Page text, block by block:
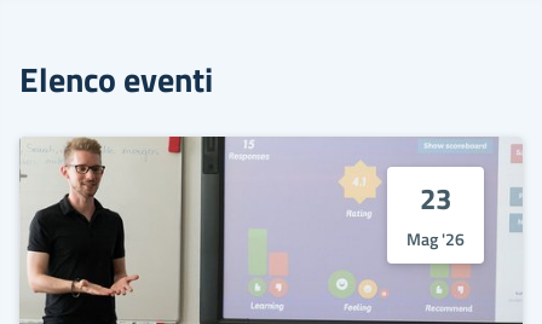
Elenco eventi
23
Mag '26